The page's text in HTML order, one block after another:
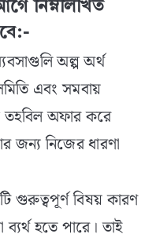
নিম্নলিখিত
অল্প অর্থ
এবং সমবায়
তহবিল অফার করে
জন্য নিজের ধারণা
গুরুত্বপূর্ণ বিষয় কারণ
হতে পারে। তাই